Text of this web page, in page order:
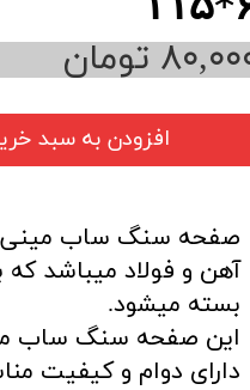
تومان
افزودن به سبد
صفحه سنگ ساب
آهن و فولاد میباشد
بسته میشود.
این صفحه سنگ ساب
دارای دوام و کیفیت